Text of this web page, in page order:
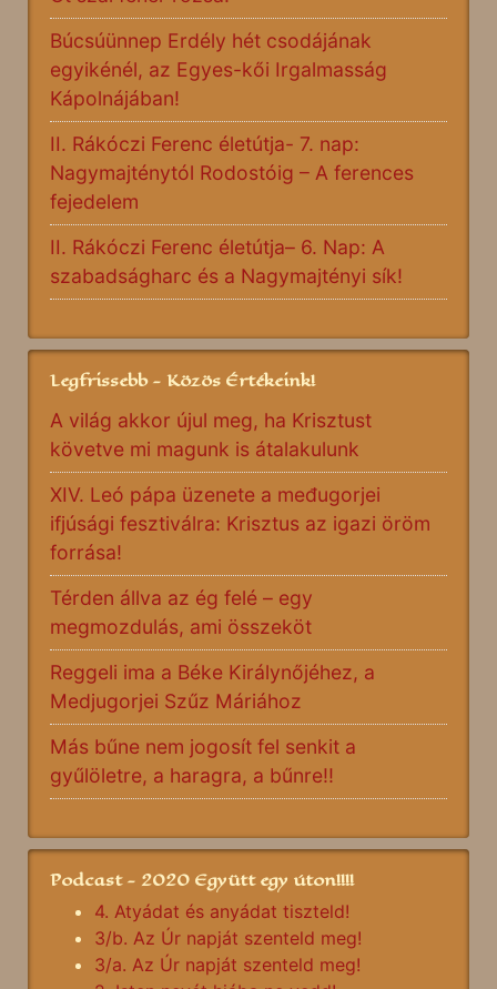
Búcsúünnep Erdély hét csodájának
egyikénél, az Egyes-kői Irgalmasság
Kápolnájában!
II. Rákóczi Ferenc életútja- 7. nap:
Nagymajténytól Rodostóig – A ferences
fejedelem
II. Rákóczi Ferenc életútja– 6. Nap: A
szabadságharc és a Nagymajtényi sík!
Legfrissebb - Közös Értékeink!
A világ akkor újul meg, ha Krisztust
követve mi magunk is átalakulunk
XIV. Leó pápa üzenete a međugorjei
ifjúsági fesztiválra: Krisztus az igazi öröm
forrása!
Térden állva az ég felé – egy
megmozdulás, ami összeköt
Reggeli ima a Béke Királynőjéhez, a
Medjugorjei Szűz Máriához
Más bűne nem jogosít fel senkit a
gyűlöletre, a haragra, a bűnre!!
Podcast - 2020 Együtt egy úton!!!!
4. Atyádat és anyádat tiszteld!
3/b. Az Úr napját szenteld meg!
3/a. Az Úr napját szenteld meg!